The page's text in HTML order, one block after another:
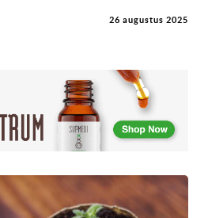
26 augustus 2025